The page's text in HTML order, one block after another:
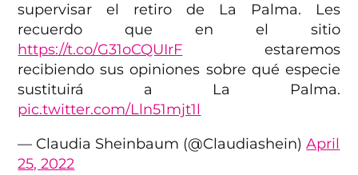
supervisar el retiro de La Palma. Les
recuerdo que en el sitio
https://t.co/G31oCQUIrF estaremos
recibiendo sus opiniones sobre qué especie
sustituirá a La Palma.
pic.twitter.com/Lln51mjt1l
— Claudia Sheinbaum (@Claudiashein)April
25, 2022